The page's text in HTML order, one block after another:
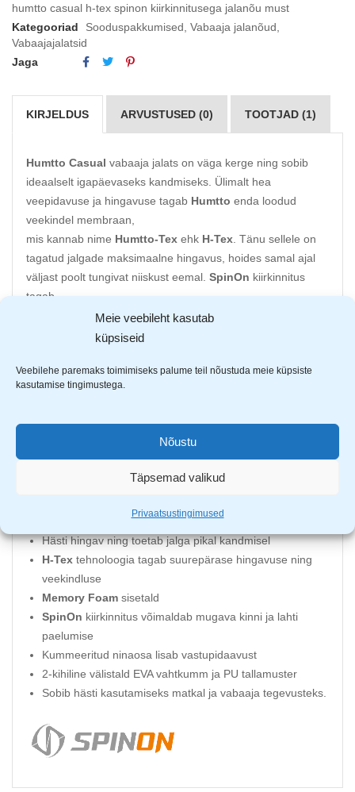
Meie veebileht kasutab
küpsiseid
Veebilehe paremaks toimimiseks palume teil nõustuda meie küpsiste
kasutamise tingimustega.
Nõustu
Täpsemad valikud
Privaatsustingimused
humtto casual h-tex spinon kiirkinnitusega jalanõu must
Kategooriad
Sooduspakkumised Vabaaja jalanõud
Vabaajajalatsid
Jaga
KIRJELDUS ARVUSTUSED (0) TOOTJAD (1)
Humtto Casual vabaaja jalats on väga kerge ning sobib
ideaalselt igapäevaseks kandmiseks. Ülimalt hea
veepidavuse ja hingavuse tagab Humtto enda loodud
veekindel membraan,
mis kannab nime Humtto-Tex ehk H-Tex . Tänu sellele on
tagatud jalgade maksimaalne hingavus, hoides samal ajal
väljast poolt tungivat niiskust eemal. SpinOn kiirkinnitus
tagab
mugava jalatsite kinni ja lahti paelumise ning võimaldab
fikseerida jalatsi täpselt kasutaja soovile. Lisaks
peitub
Memory Foamsisetald, mis toetab jalga pikkadel
mis neelab põrutusi ja tallamuster tagab kindla liikumise
Hästi hingav ning toetab jalga pikal kandmisel
H-Tex tehnoloogia tagab suurepärase hingavuse ning
veekindluse
Memory Foam sisetald
SpinOn kiirkinnitus võimaldab mugava kinni ja lahti
paelumise
Kummeeritud ninaosa lisab vastupidaavust
2-kihiline välistald EVA vahtkumm ja PU tallamuster
Sobib hästi kasutamiseks matkal ja vabaaja tegevusteks.